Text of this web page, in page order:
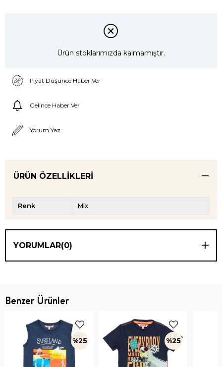
Ürün stoklarımızda kalmamıştır.
Fiyat Düşünce Haber Ver
Gelince Haber Ver
Yorum Yaz
ÜRÜN ÖZELLIKLERI
Renk Mix
YORUMLAR(0)
Benzer Ürünler
%25 %25